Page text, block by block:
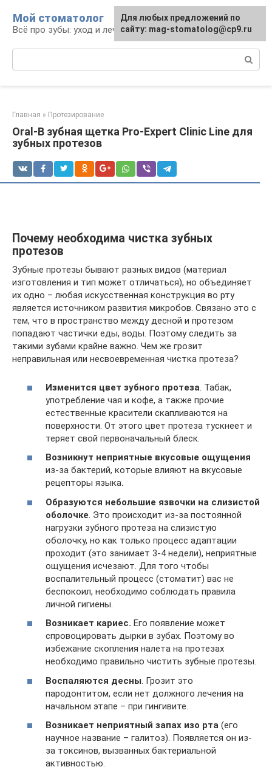
контенту
Мой стоматолог
Всё про зубы: уход и лечение
Главная » Протезирование
Oral-B зубная щетка Pro-Expert Clinic Line для
зубных протезов
Почему необходима чистка зубных
протезов
Зубные протезы бывают разных видов (материал
изготовления и тип может отличаться), но объединяет
их одно – любая искусственная конструкция во рту
является источником развития микробов. Связано это с
тем, что в пространство между десной и протезом
попадают частички еды, воды. Поэтому следить за
такими зубами крайне важно. Чем же грозит
неправильная или несвоевременная чистка протеза?
Изменится цвет зубного протеза . Табак,
употребление чая и кофе, а также прочие
естественные красители скапливаются на
поверхности. От этого цвет протеза тускнеет и
теряет свой первоначальный блеск.
Возникнут неприятные вкусовые ощущения
из-за бактерий, которые влияют на вкусовые
рецепторы языка.
Образуются небольшие язвочки на слизистой
оболочке . Это происходит из-за постоянной
нагрузки зубного протеза на слизистую
оболочку, но как только процесс адаптации
проходит (это занимает 3-4 недели), неприятные
ощущения исчезают. Для того чтобы
воспалительный процесс (стоматит) вас не
беспокоил, необходимо соблюдать правила
личной гигиены.
Возникает кариес. Его появление может
спровоцировать дырки в зубах. Поэтому во
избежание скопления налета на протезах
необходимо правильно чистить зубные протезы.
Воспаляются десны . Грозит это
пародонтитом, если нет должного лечения на
начальном этапе – при гингивите.
Возникает неприятный запах изо рта (его
научное название – галитоз). Появляется он из-
за токсинов, вызванных бактериальной
активностью.
Для любых предложений по
сайту: mag-stomatolog@cp9.ru